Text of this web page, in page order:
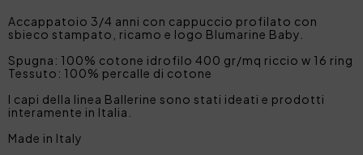
Accappatoio 3/4 anni con cappuccio profilato con
sbieco stampato, ricamo e logo Blumarine Baby.
Spugna: 100% cotone idrofilo 400 gr/mq riccio w 16 ring
Tessuto: 100% percalle di cotone
I capi della linea Ballerine sono stati ideati e prodotti
interamente in Italia.
Made in Italy